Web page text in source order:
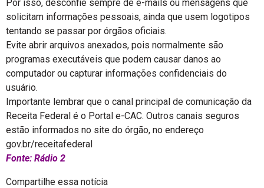
Por isso, desconfie sempre de e-mails ou mensagens que
solicitam informações pessoais, ainda que usem logotipos
tentando se passar por órgãos oficiais.
Evite abrir arquivos anexados, pois normalmente são
programas executáveis que podem causar danos ao
computador ou capturar informações confidenciais do
usuário.
Importante lembrar que o canal principal de comunicação da
Receita Federal é o Portal e-CAC. Outros canais seguros
estão informados no site do órgão, no endereço
gov.br/receitafederal
Fonte: Rádio 2
Compartilhe essa notícia